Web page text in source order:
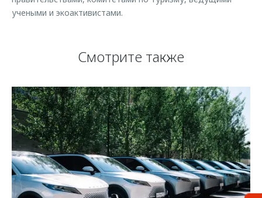
учеными и экоактивистами.
Смотрите также